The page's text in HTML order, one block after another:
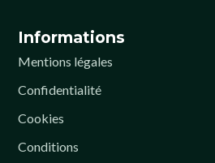
Informations
Mentions légales
Confidentialité
Cookies
Conditions